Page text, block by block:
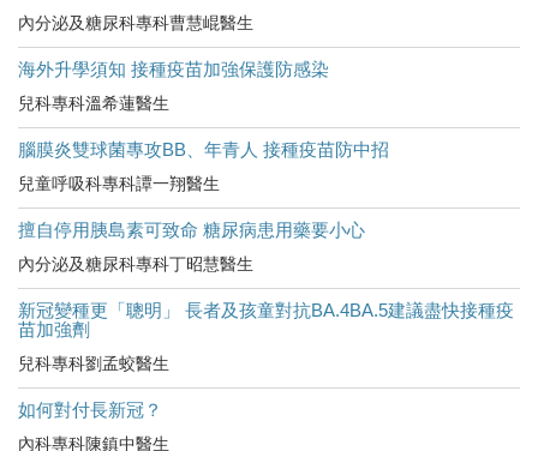
內分泌及糖尿科專科曹慧崐醫生
海外升學須知 接種疫苗加強保護防感染
兒科專科溫希蓮醫生
腦膜炎雙球菌專攻BB、年青人 接種疫苗防中招
兒童呼吸科專科譚一翔醫生
擅自停用胰島素可致命 糖尿病患用藥要小心
內分泌及糖尿科專科丁昭慧醫生
新冠變種更「聰明」 長者及孩童對抗BA.4BA.5建議盡快接種疫
苗加強劑
兒科專科劉孟蛟醫生
如何對付長新冠？
內科專科陳鎮中醫生